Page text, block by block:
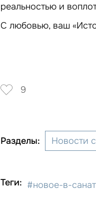
реальностью и
С любовью, ваш
9
Разделы: Новости
Теги: #новое-в-